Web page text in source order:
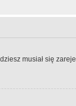
musiał się